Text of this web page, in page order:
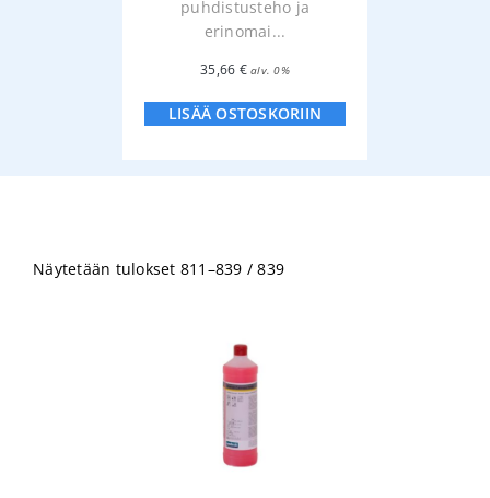
puhdistusteho ja
erinomai...
35,66 € alv. 0%
LISÄÄ OSTOSKORIIN
Näytetään tulokset 811–839 / 839